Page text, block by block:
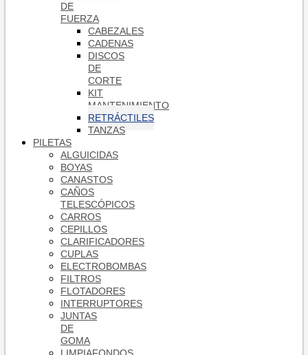
DE
FUERZA
CABEZALES
CADENAS
DISCOS
DE
CORTE
KIT
MANTENIMIENTO
RETRÁCTILES
TANZAS
PILETAS
ALGUICIDAS
BOYAS
CANASTOS
CAÑOS
TELESCÓPICOS
CARROS
CEPILLOS
CLARIFICADORES
CUPLAS
ELECTROBOMBAS
FILTROS
FLOTADORES
INTERRUPTORES
JUNTAS
DE
GOMA